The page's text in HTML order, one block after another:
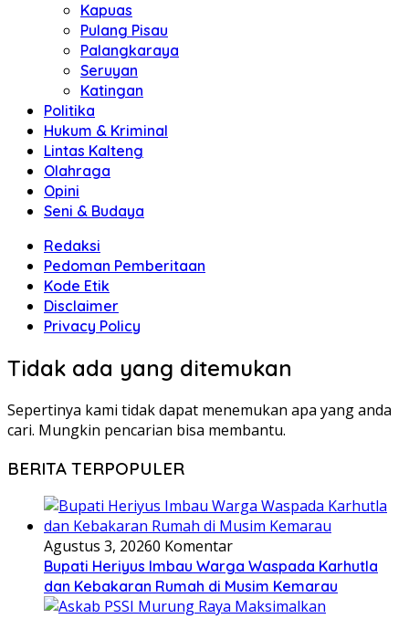
Kapuas
Pulang Pisau
Palangkaraya
Seruyan
Katingan
Politika
Hukum & Kriminal
Lintas Kalteng
Olahraga
Opini
Seni & Budaya
Redaksi
Pedoman Pemberitaan
Kode Etik
Disclaimer
Privacy Policy
Tidak ada yang ditemukan
Sepertinya kami tidak dapat menemukan apa yang anda
cari. Mungkin pencarian bisa membantu.
BERITA TERPOPULER
Agustus 3, 20260 Komentar
Bupati Heriyus Imbau Warga Waspada Karhutla
dan Kebakaran Rumah di Musim Kemarau